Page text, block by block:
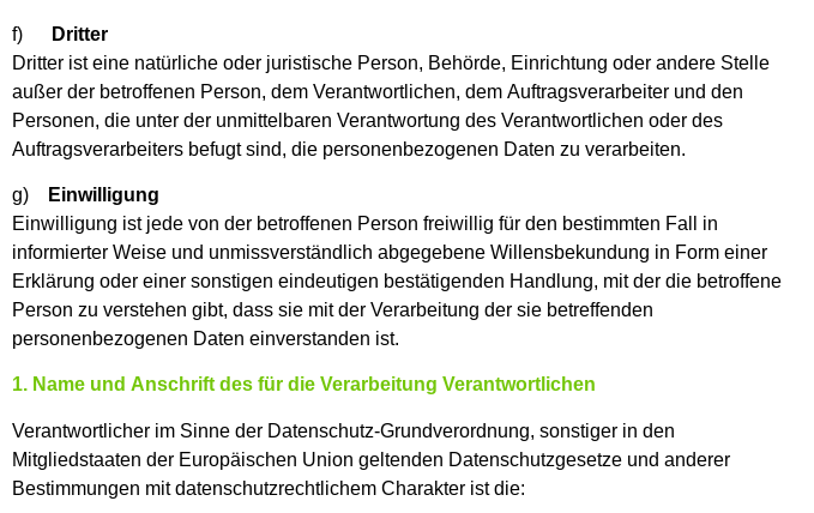
f)
Dritter
Dritter ist eine natürliche oder juristische Person, Behörde, Einrichtung oder andere Stelle
außer der betroffenen Person, dem Verantwortlichen, dem Auftragsverarbeiter und den
Personen, die unter der unmittelbaren Verantwortung des Verantwortlichen oder des
Auftragsverarbeiters befugt sind, die personenbezogenen Daten zu verarbeiten.
g)
Einwilligung
Einwilligung ist jede von der betroffenen Person freiwillig für den bestimmten Fall in
informierter Weise und unmissverständlich abgegebene Willensbekundung in Form einer
Erklärung oder einer sonstigen eindeutigen bestätigenden Handlung, mit der die betroffene
Person zu verstehen gibt, dass sie mit der Verarbeitung der sie betreffenden
personenbezogenen Daten einverstanden ist.
1. Name und Anschrift des für die Verarbeitung Verantwortlichen
Verantwortlicher im Sinne der Datenschutz-Grundverordnung, sonstiger in den
Mitgliedstaaten der Europäischen Union geltenden Datenschutzgesetze und anderer
Bestimmungen mit datenschutzrechtlichem Charakter ist die: